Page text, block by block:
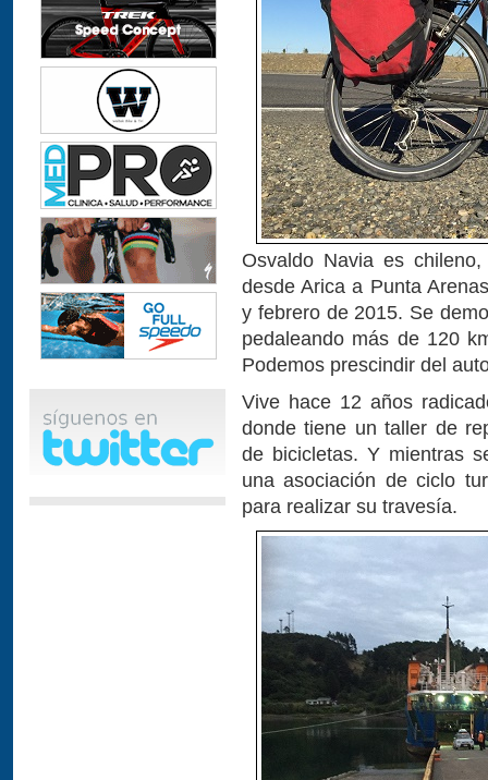
Osvaldo Navia es
desde Arica a Punta
y febrero de 2015. Se
pedaleando más de 120
Podemos prescindir del
Vive hace 12 años
donde tiene un taller de
de bicicletas. Y mientras
una asociación de ciclo
para realizar su travesía.